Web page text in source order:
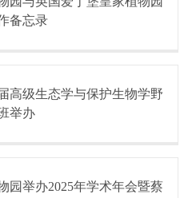
备忘录
高级生态学与保护生物学野
举办
园举办2025年学术年会暨蔡